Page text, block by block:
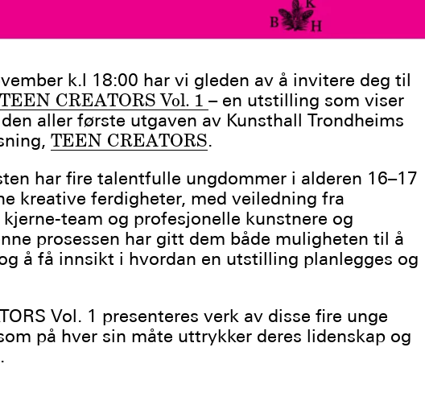
k.l 18:00 har vi gleden av å invitere deg til
TEEN CREATORS Vol. 1 – en utstilling som viser
aller første utgaven av Kunsthall Trondheims
TEEN CREATORS.
har fire talentfulle ungdommer i alderen 16–17
kreative ferdigheter, med veiledning fra
kjerne-team og profesjonelle kunstnere og
prosessen har gitt dem både muligheten til å
å få innsikt i hvordan en utstilling planlegges og
Vol. 1 presenteres verk av disse fire unge
på hver sin måte uttrykker deres lidenskap og